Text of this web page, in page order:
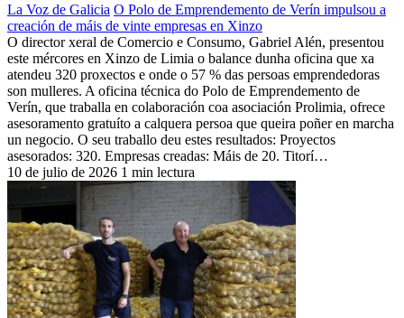
La Voz de Galicia O Polo de Emprendemento de Verín impulsou a
creación de máis de vinte empresas en Xinzo
O director xeral de Comercio e Consumo, Gabriel Alén, presentou
este mércores en Xinzo de Limia o balance dunha oficina que xa
atendeu 320 proxectos e onde o 57 % das persoas emprendedoras
son mulleres. A oficina técnica do Polo de Emprendemento de
Verín, que traballa en colaboración coa asociación Prolimia, ofrece
asesoramento gratuíto a calquera persoa que queira poñer en marcha
un negocio. O seu traballo deu estes resultados: Proyectos
asesorados: 320. Empresas creadas: Máis de 20. Titorí…
10 de julio de 2026 1 min lectura